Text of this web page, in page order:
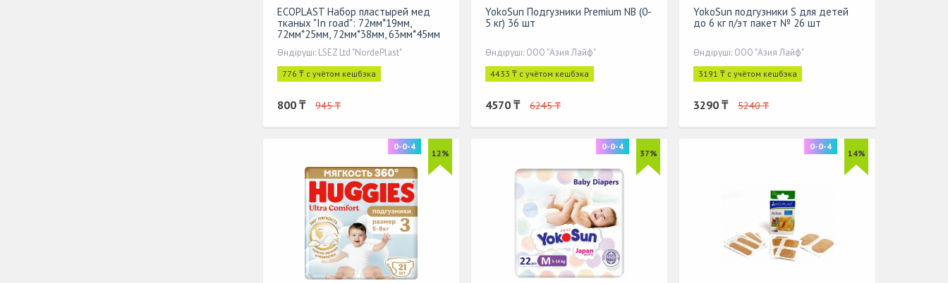
ECOPLAST Набор пластырей мед
тканых "In road": 72мм*19мм,
72мм*25мм, 72мм*38мм, 63мм*45мм
- по 5 шт
Өндіруші: LSEZ Ltd "NordePlast"
776 ₸ с учётом кешбэка
800 ₸ 945 ₸
YokoSun Подгузники Premium NB (0-
5 кг) 36 шт
Өндіруші: ООО "Азия Лайф"
4433 ₸ с учётом кешбэка
4570 ₸ 6245 ₸
YokoSun подгузники S для детей
до 6 кг п/эт пакет № 26 шт
Өндіруші: ООО "Азия Лайф"
3191 ₸ с учётом кешбэка
3290 ₸ 5240 ₸
12%
0-0-4
37%
0-0-4
14%
0-0-4